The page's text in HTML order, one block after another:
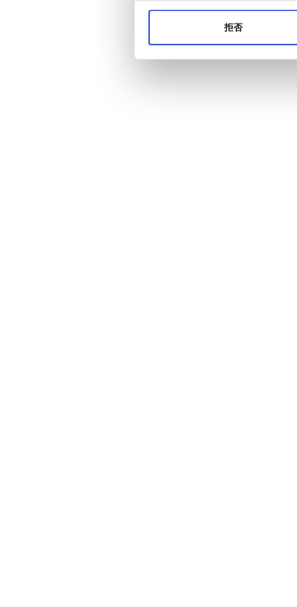
拒否